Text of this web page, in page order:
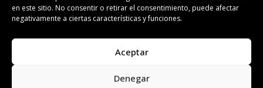
en este sitio. No consentir o retirar el consentimiento, puede afectar
negativamente a ciertas características y funciones.
Aceptar
Denegar
ISSN 2385-4839 DL B 27443-2014
Todos los derechos reservados. Copyright 2008-2024.